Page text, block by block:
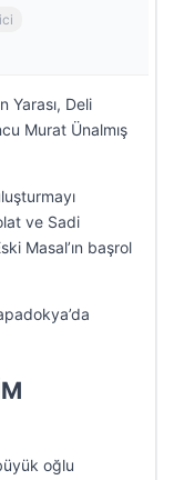
Yarası, Deli
Murat Ünalmış
ve Sadi
Masal’ın başrol
oğlu